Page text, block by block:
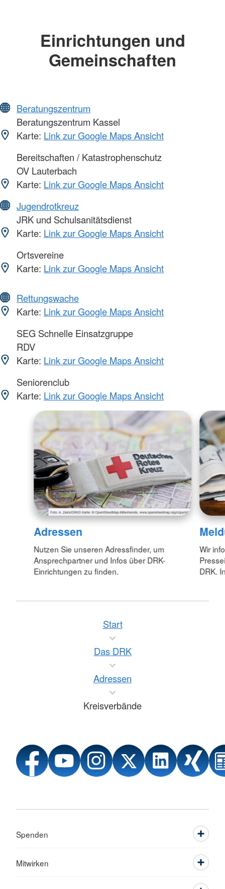
Einrichtungen und
Gemeinschaften
Beratungszentrum
Beratungszentrum Kassel
Karte: Link zur Google Maps Ansicht
Bereitschaften / Katastrophenschutz
OV Lauterbach
Karte: Link zur Google Maps Ansicht
Jugendrotkreuz
JRK und Schulsanitätsdienst
Karte: Link zur Google Maps Ansicht
Ortsvereine
Karte: Link zur Google Maps Ansicht
Rettungswache
Karte: Link zur Google Maps Ansicht
SEG Schnelle Einsatzgruppe
RDV
Karte: Link zur Google Maps Ansicht
Seniorenclub
Karte: Link zur Google Maps Ansicht
Adressen
Nutzen Sie unseren Adressfinder, um
Ansprechpartner und Infos über DRK-
Einrichtungen zu finden.
Wir
DRK.
Start
Das DRK
Adressen
Kreisverbände
Spenden
Mitwirken